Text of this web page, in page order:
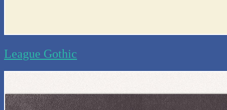
League Gothic